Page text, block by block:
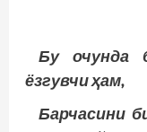
Бу очунда
ёзгувчи ҳам,
Барчасини